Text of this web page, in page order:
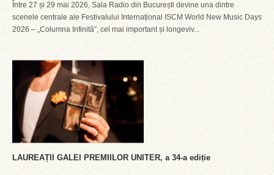
Între 27 și 29 mai 2026, Sala Radio din București devine una dintre
scenele centrale ale Festivalului Internațional ISCM World New Music Days
2026 – „Columna Infinită”, cel mai important și longeviv...
LAUREAȚII GALEI PREMIILOR UNITER, a 34-a ediție